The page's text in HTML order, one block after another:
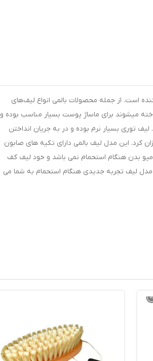
است. از جمله محصولات بالمی انواع لیف‌های
میشوند برای ماساژ پوست بسیار مناسب بوده و
لیف توری بسیار نرم بوده و در به جریان انداختن
کرد. این مدل لیف بالمی دارای تکیه های صابون
بدن هنگام استحمام نمی باشد و خود لیف کف
مدل لیف تجربه جدیدی هنگام استحمام به شما می
+